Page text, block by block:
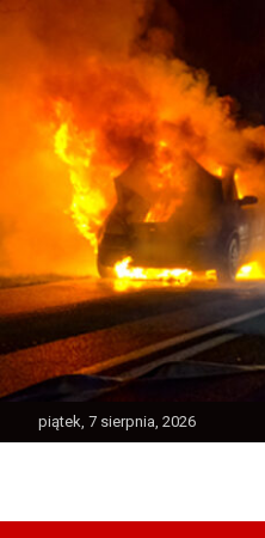
content
piątek, 7 sierpnia, 2026